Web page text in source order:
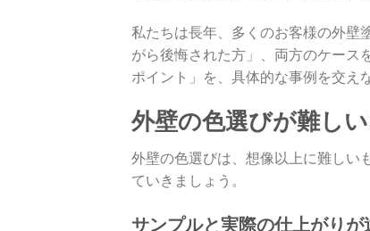
私たちは長年、多くのお客様の外壁
がら後悔された方」、両方のケース
ポイント」を、具体的な事例を交え
外壁の色選びが難し
外壁の色選びは、想像以上に難しい
ていきましょう。
サンプルと実際の仕上がりが